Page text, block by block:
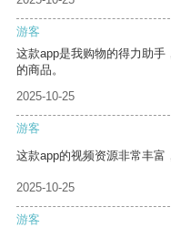
游客
这款app是我购物的得力助
的商品。
2025-10-25
游客
这款app的视频资源非常丰富
2025-10-25
游客